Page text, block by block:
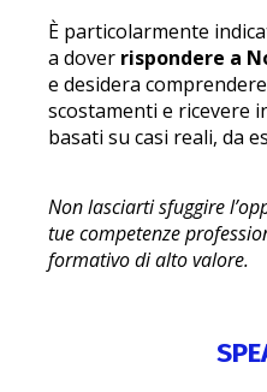
È particolarmente
a dover rispondere a
e desidera
scostamenti e ricevere
basati su casi reali, da
Non lasciarti sfuggire
tue competenze
formativo di alto valore.